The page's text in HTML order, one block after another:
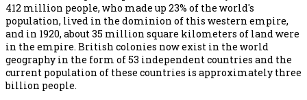
412 million people, who made up 23% of the world's
population, lived in the dominion of this western empire,
and in 1920, about 35 million square kilometers of land were
in the empire. British colonies now exist in the world
geography in the form of 53 independent countries and the
current population of these countries is approximately three
billion people.